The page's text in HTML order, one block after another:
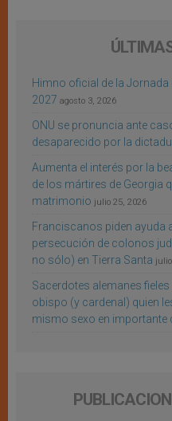
Himno oficial de la Jornada
2027 agosto 3, 2026
ONU se pronuncia ante
desaparecido por la
Aumenta el interés por la
de los mártires de Georgia
matrimonio julio 25, 2026
Franciscanos piden ayuda
persecución de colonos
no sólo) en Tierra Santa
Sacerdotes alemanes
obispo (y cardenal) quien
mismo sexo en importante